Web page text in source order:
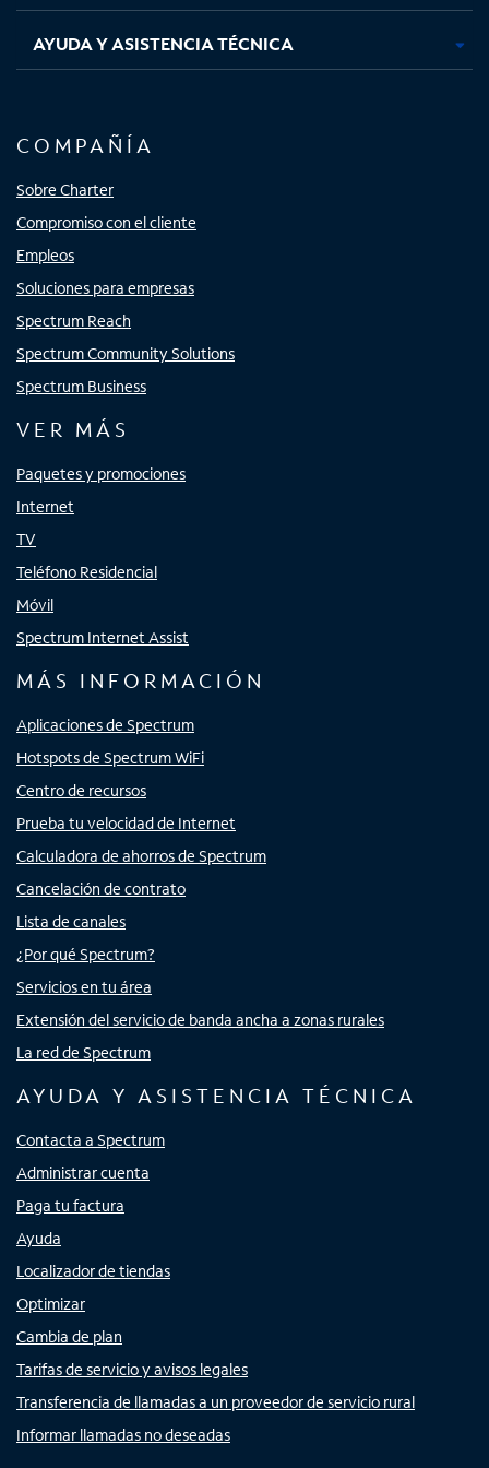
AYUDA Y ASISTENCIA TÉCNICA
COMPAÑÍA
Sobre Charter
Compromiso con el cliente
Empleos
Soluciones para empresas
Spectrum Reach
Spectrum Community Solutions
Spectrum Business
VER MÁS
Paquetes y promociones
Internet
TV
Teléfono Residencial
Móvil
Spectrum Internet Assist
MÁS INFORMACIÓN
Aplicaciones de Spectrum
Hotspots de Spectrum WiFi
Centro de recursos
Prueba tu velocidad de Internet
Calculadora de ahorros de Spectrum
Cancelación de contrato
Lista de canales
¿Por qué Spectrum?
Servicios en tu área
Extensión del servicio de banda ancha a zonas rurales
La red de Spectrum
AYUDA Y ASISTENCIA TÉCNICA
Contacta a Spectrum
Administrar cuenta
Paga tu factura
Ayuda
Localizador de tiendas
Optimizar
Cambia de plan
Tarifas de servicio y avisos legales
Transferencia de llamadas a un proveedor de servicio rural
Informar llamadas no deseadas